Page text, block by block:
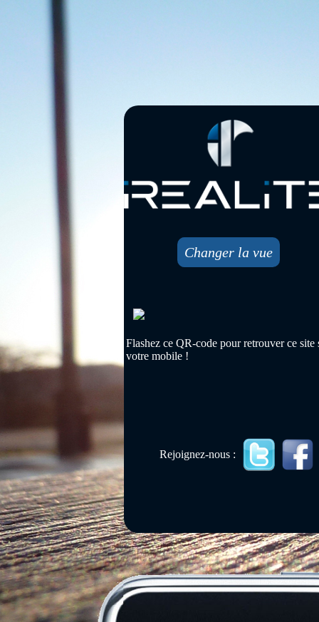
Changer la vue
Flashez ce QR-code pour retrouver ce site
votre mobile !
Rejoignez-nous :